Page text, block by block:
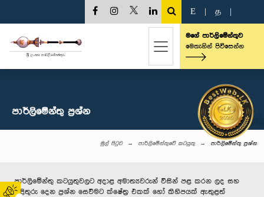
E த
මගේ පාර්ලිමේන්තුව
මෙතැනින් පිවිසෙන්න
පාර්ලි‌මේන්තු‌ ප්‍රශ්න
මුල් පිටුව පාර්ලිමේන්තුවේ කටයුතු පාර්ලි‌මේන්තු‌ ප්‍රශ්න
පාර්ලිමේන්තු කටයුතුවලට අදාළ අමාත්‍යවරුන් විසින් පළ කරන ලද සහ
පිළිතුරු දෙන ප්‍රශ්න සෙවීමට ක්ෂේත්‍ර එකක් හෝ කිහිපයක් ඇතුළත්